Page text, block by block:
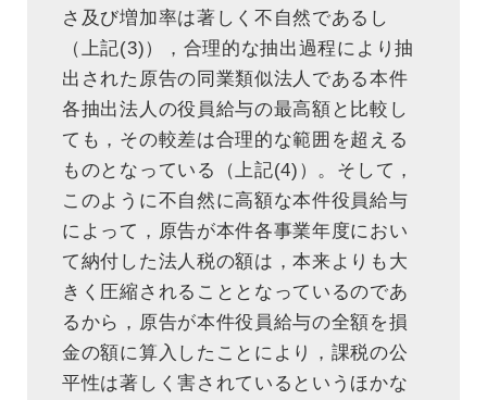
さ及び増加率は著しく不自然であるし
（上記(3)），合理的な抽出過程により抽
出された原告の同業類似法人である本件
各抽出法人の役員給与の最高額と比較し
ても，その較差は合理的な範囲を超える
ものとなっている（上記(4)）。そして，
このように不自然に高額な本件役員給与
によって，原告が本件各事業年度におい
て納付した法人税の額は，本来よりも大
きく圧縮されることとなっているのであ
るから，原告が本件役員給与の全額を損
金の額に算入したことにより，課税の公
平性は著しく害されているというほかな